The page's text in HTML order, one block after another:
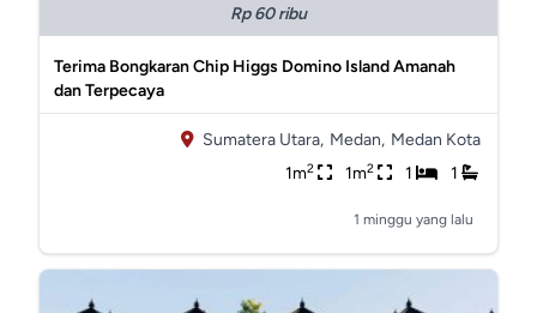
Rp 60 ribu
Terima Bongkaran Chip Higgs Domino Island Amanah
dan Terpecaya
Sumatera Utara, Medan, Medan Kota
1m2 1m2 1 1
1 minggu yang lalu